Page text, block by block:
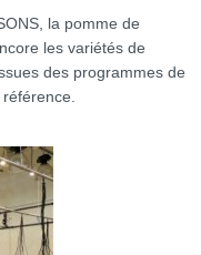
la pomme de
les variétés de
des programmes de